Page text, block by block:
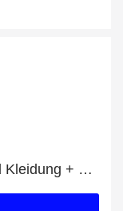
Bis zu 25% Rabatt auf Livinguard Kleidung + zusätzliche 74-Rabatte